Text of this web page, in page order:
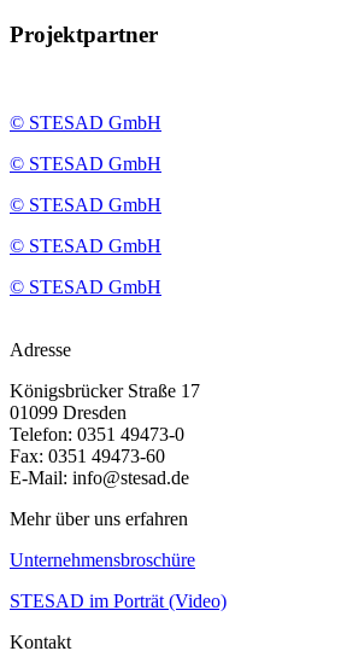
Projektpartner
© STESAD GmbH
© STESAD GmbH
© STESAD GmbH
© STESAD GmbH
© STESAD GmbH
Adresse
Königsbrücker Straße 17
01099 Dresden
Telefon: 0351 49473-0
Fax: 0351 49473-60
E-Mail: info@stesad.de
Mehr über uns erfahren
Unternehmensbroschüre
STESAD im Porträt (Video)
Kontakt